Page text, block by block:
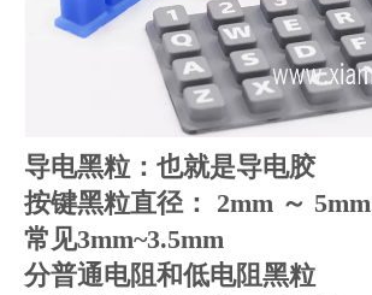
导电黑粒：也就是导电胶
按键黑粒直径： 2mm ～ 5mm
常见3mm~3.5mm
分普通电阻和低电阻黑粒